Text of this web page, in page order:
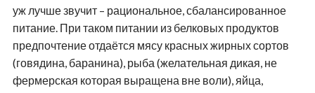
уж лучше звучит – рациональное, сбалансированное
питание. При таком питании из белковых продуктов
предпочтение отдаётся мясу красных жирных сортов
(говядина, баранина), рыба (желательная дикая, не
фермерская которая выращена вне воли), яйца,